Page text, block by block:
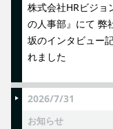
株式会社HRビジョ
の人事部』にて 弊
坂のインタビュー
れました
2026/7/31
お知らせ